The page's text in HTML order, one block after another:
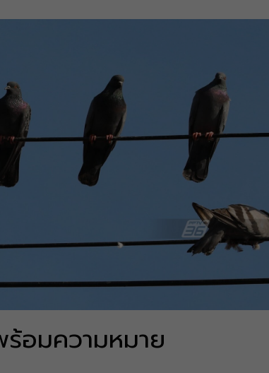
อมความหมาย